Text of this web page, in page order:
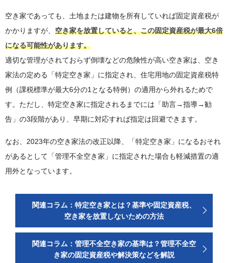
空き家であっても、土地または建物を所有していれば固定資産税が
かかりますが、 空き家を放置していると、この固定資産税が最大6倍
になる可能性があります。
適切な管理がされておらず倒壊などの危険性が高い空き家は、空き
家法の定める「特定空き家」に指定され、住宅用地の固定資産税特
例（課税標準が最大6分の1となる特例）の適用から外れるためで
す。ただし、特定空き家に指定されるまでには「助言→指導→勧
告」の3段階があり、早期に対応すれば指定は回避できます。
なお、2023年の空き家法の改正以降、「特定空き家」になるおそれ
があるとして「管理不全空き家」に指定された場合も軽減措置の適
用外となっています。
関連コラム：特定空き家とは？基準や固定資産税、
空き家を放置しないための方法
関連コラム：管理不全空き家の基準は？管理不全空
き家の固定資産税や解決策などを解説